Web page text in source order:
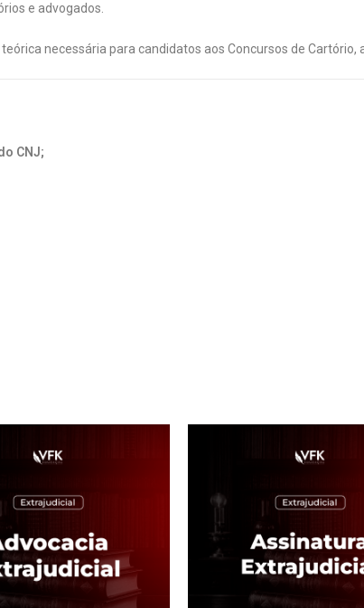
e advogados.
necessária para candidatos aos Concursos de Cartório,
CNJ;